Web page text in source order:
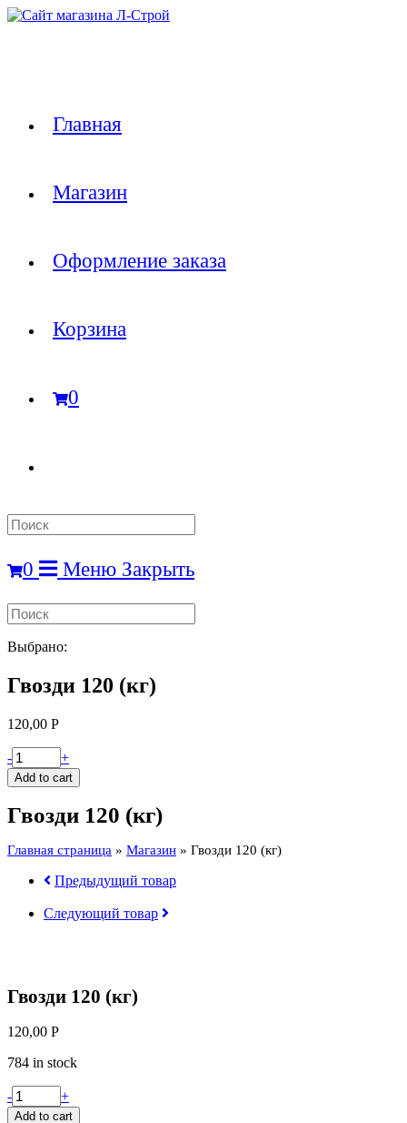
Перейти
Главная
Магазин
Оформление заказа
Корзина
0
Search
this
0 Меню Закрыть
Search
this
website
Выбрано:
Гвозди 120 (кг)
120,00 Р
Гвозди
120
(кг)
- +
Add to cart
Гвозди 120 (кг)
Главная страница » Магазин » Гвозди 120 (кг)
Предыдущий товар
Следующий товар
Гвозди 120 (кг)
120,00 Р
784 in stock
Гвозди
120
- +
Add to cart